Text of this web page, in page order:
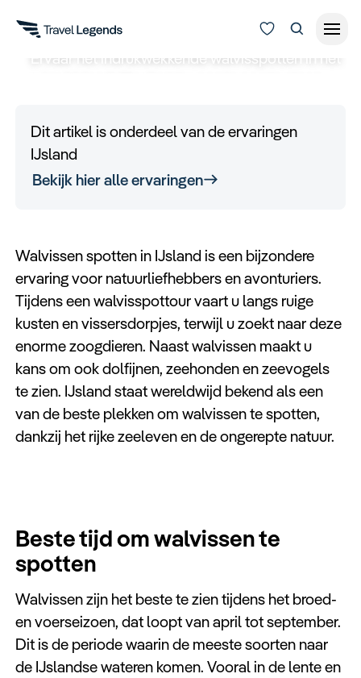
Inspiratie
Over ons
Keuzehulp
IJsland
Ervaar het indrukwekkende walvisspotten in het
midden in hun natuurlijke leefomgeving. Een
excursie die absoluut niet mag ontbreken tijdens
uw rondreis door IJsland.
Dit artikel is onderdeel van de ervaringen
IJsland
Bekijk hier alle ervaringen
Walvissen spotten in IJsland is een bijzondere
ervaring voor natuurliefhebbers en avonturiers.
Tijdens een walvisspottour vaart u langs ruige
kusten en vissersdorpjes, terwijl u zoekt naar deze
enorme zoogdieren. Naast walvissen maakt u
kans om ook dolfijnen, zeehonden en zeevogels
te zien. IJsland staat wereldwijd bekend als een
van de beste plekken om walvissen te spotten,
dankzij het rijke zeeleven en de ongerepte natuur.
Beste tijd om walvissen te
spotten
Walvissen zijn het beste te zien tijdens het broed-
en voerseizoen, dat loopt van april tot september.
Dit is de periode waarin de meeste soorten naar
de IJslandse wateren komen. Vooral in de lente en